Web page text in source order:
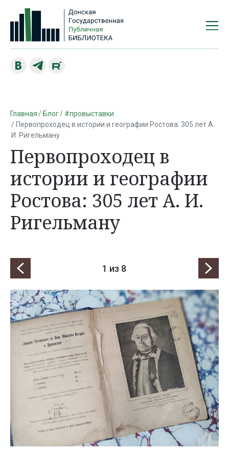
Главная Блог
#провыставки
Первопроходец в истории и географии Ростова: 305 лет А.
И. Ригельману
Первопроходец в
истории и географии
Ростова: 305 лет А. И.
Ригельману
1 из 8